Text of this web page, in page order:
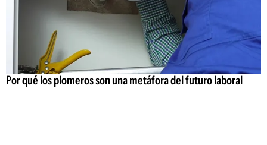
Por qué los plomeros son una metáfora del futuro laboral